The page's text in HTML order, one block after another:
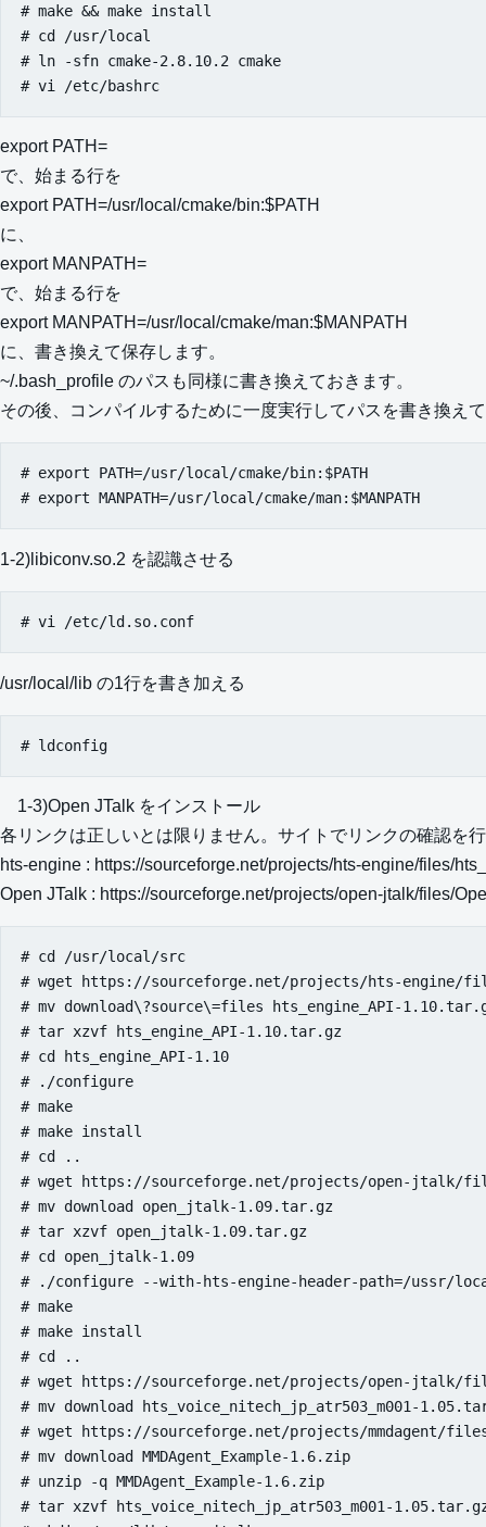
# make && make install
# cd /usr/local
# ln -sfn cmake-2.8.10.2 cmake
export PATH=
で、始まる行を
export PATH=/usr/local/cmake/bin:$PATH
に、
export MANPATH=
で、始まる行を
export MANPATH=/usr/local/cmake/man:$MANPATH
に、書き換えて保存します。
~/.bash_profile のパスも同様に書き換えておきます。
その後、コンパイルするために一度実行してパスを書き換え
# export PATH=/usr/local/cmake/bin:$PATH
1-2)libiconv.so.2 を認識させる
/usr/local/lib の1行を書き加える
1-3)Open JTalk をインストール
各リンクは正しいとは限りません。サイトでリンクの確認を
hts-engine : https://sourceforge.net/projects/hts-engine/files/
Open JTalk : https://sourceforge.net/projects/open-jtalk/files/
# cd /usr/local/src
# wget https://sourceforge.net/projects/hts-engine/
# mv download\?source\=files hts_engine_API-
# tar xzvf hts_engine_API-1.10.tar.gz
# cd hts_engine_API-1.10
# ./configure
# make
# make install
# cd ..
# wget https://sourceforge.net/projects/open-jtalk/
# mv download open_jtalk-1.09.tar.gz
# tar xzvf open_jtalk-1.09.tar.gz
# cd open_jtalk-1.09
# ./configure --with-hts-engine-header-path=/ussr/
# make
# make install
# cd ..
# wget https://sourceforge.net/projects/open-jtalk/files/
# mv download hts_voice_nitech_jp_atr503_m001-
# wget https://sourceforge.net/projects/mmdagent/files/
# mv download MMDAgent_Example-1.6.zip
# unzip -q MMDAgent_Example-1.6.zip
# tar xzvf hts_voice_nitech_jp_atr503_m001-